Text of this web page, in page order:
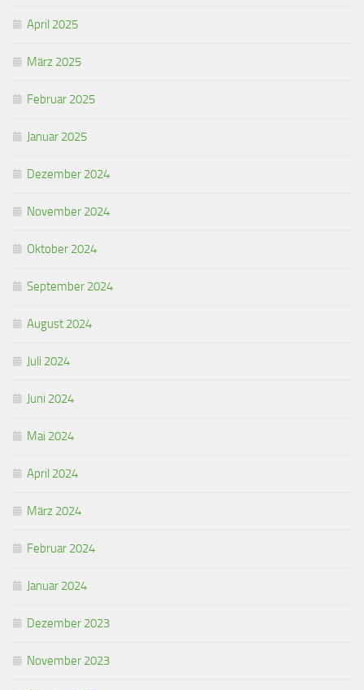
April 2025
März 2025
Februar 2025
Januar 2025
Dezember 2024
November 2024
Oktober 2024
September 2024
August 2024
Juli 2024
Juni 2024
Mai 2024
April 2024
März 2024
Februar 2024
Januar 2024
Dezember 2023
November 2023